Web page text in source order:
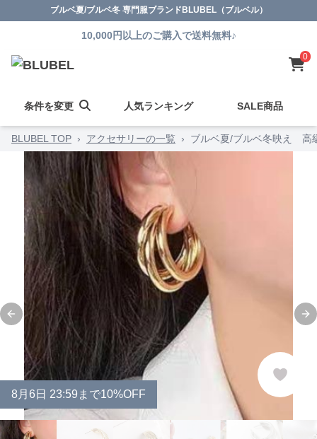
ブルベ夏/ブルベ冬 専門服ブランドBLUBEL（ブルベル）
10,000円以上のご購入で送料無料♪
0
条件を変更 人気ランキング SALE商品
BLUBEL TOP › アクセサリーの一覧 › ブルベ夏/ブルベ冬映え 高
Previous slide
8 月 6 日 23:59まで10%OFF